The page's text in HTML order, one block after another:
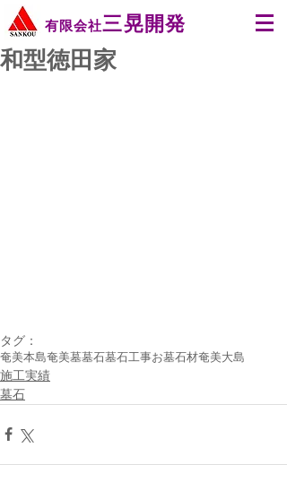
有限会社三晃開発
和型徳田家
タグ：
奄美本島奄美墓墓石墓石工事お墓石材奄美大島
施工実績
墓石